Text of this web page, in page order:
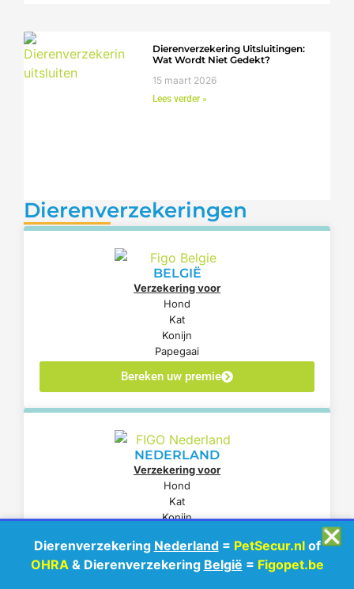
Dierenverzekering Uitsluitingen:
Wat Wordt Niet Gedekt?
15 maart 2026
Lees verder »
Dierenverzekeringen
BELGIË
Verzekering voor
Hond
Kat
Konijn
Papegaai
Bereken uw premie
NEDERLAND
Verzekering voor
Hond
Kat
Konijn
Bereken uw premie
❎
Dierenverzekering Nederland= PetSecur.nlof
OHRA& Dierenverzekering België = Figopet.be